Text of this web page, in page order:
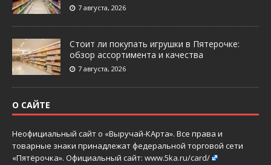
7 августа, 2026
Стоит ли покупать игрушки в Пятерочке:
обзор ассортимента и качества
7 августа, 2026
О САЙТЕ
Неофициальный сайт о «Выручай-КАрта». Все права и
товарные знаки принадлежат федеральной торговой сети
«Пятёрочка». Официальный сайт: www.5ka.ru/card/